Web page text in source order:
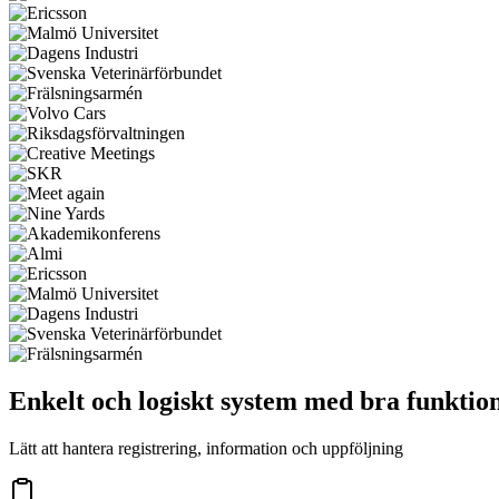
Enkelt och logiskt system med bra
Lätt att hantera registrering, information och uppföljning